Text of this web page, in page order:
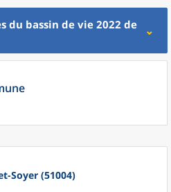
du bassin de vie 2022 de
Soyer (51004)